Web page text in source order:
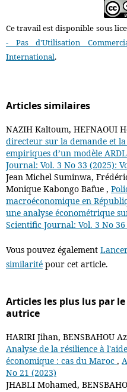
Ce travail est disponible sous
- Pas d'Utilisation
International.
Articles similaires
NAZIH Kaltoum, HEFNAOUI
directeur sur la demande et
empiriques d’un modèle
Journal: Vol. 3 No 33 (2025):
Jean Michel Suminwa,
Monique Kabongo Bafue ,
macroéconomique en
une analyse économétrique
Scientific Journal: Vol. 3 No
Vous pouvez également
similaritépour cet article.
Articles les plus lus par
autrice
HARIRI Jihan, BENSBAHOU
Analyse de la résilience à
économique : cas du Maroc ,
No 21 (2023)
JHABLI Mohamed,